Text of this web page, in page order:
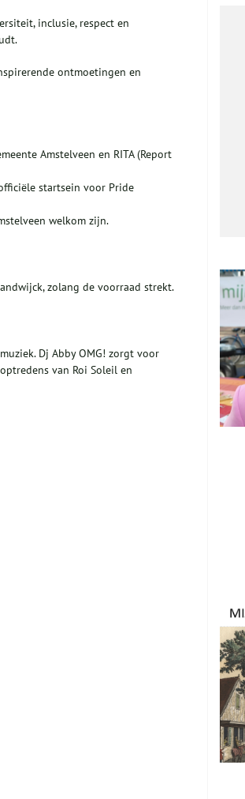
inclusie, respect en
ontmoetingen en
Amstelveen en RITA (Report
startsein voor Pride
welkom zijn.
zolang de voorraad strekt.
Dj Abby OMG! zorgt voor
van Roi Soleil en